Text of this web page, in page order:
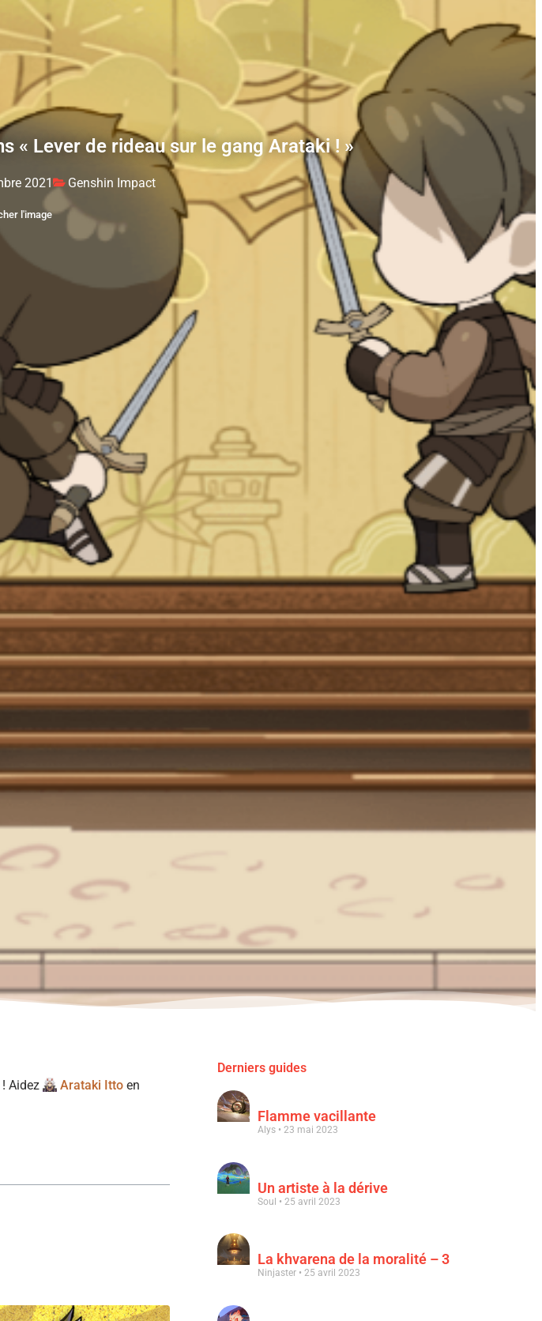
« Lever de rideau sur le gang Arataki ! »
2021 Genshin Impact
l'image
Aidez Arataki Itto en
Derniers guides
Flamme vacillante
Alys 23 mai 2023
Un artiste à la dérive
Soul 25 avril 2023
La khvarena de la moralité – 3
Ninjaster 25 avril 2023